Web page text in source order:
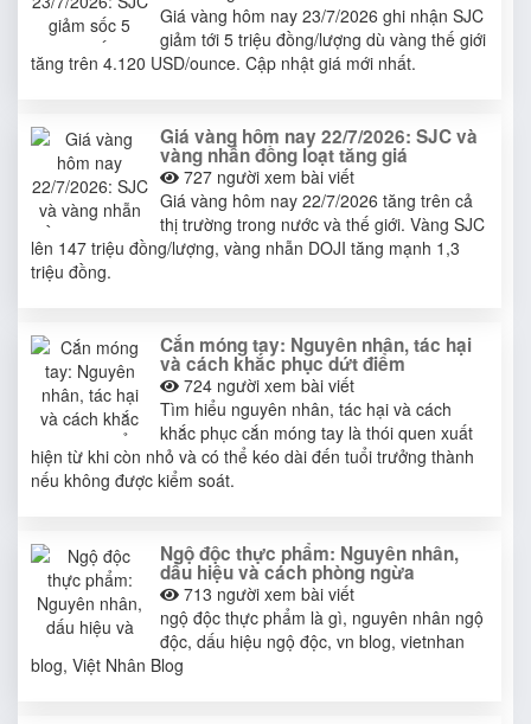
Giá vàng hôm nay 23/7/2026 ghi nhận SJC
giảm tới 5 triệu đồng/lượng dù vàng thế giới
tăng trên 4.120 USD/ounce. Cập nhật giá mới nhất.
Giá vàng hôm nay 22/7/2026: SJC và
vàng nhẫn đồng loạt tăng giá
727 người xem bài viết
Giá vàng hôm nay 22/7/2026 tăng trên cả
thị trường trong nước và thế giới. Vàng SJC
lên 147 triệu đồng/lượng, vàng nhẫn DOJI tăng mạnh 1,3
triệu đồng.
Cắn móng tay: Nguyên nhân, tác hại
và cách khắc phục dứt điểm
724 người xem bài viết
Tìm hiểu nguyên nhân, tác hại và cách
khắc phục cắn móng tay là thói quen xuất
hiện từ khi còn nhỏ và có thể kéo dài đến tuổi trưởng thành
nếu không được kiểm soát.
Ngộ độc thực phẩm: Nguyên nhân,
dấu hiệu và cách phòng ngừa
713 người xem bài viết
ngộ độc thực phẩm là gì, nguyên nhân ngộ
độc, dấu hiệu ngộ độc, vn blog, vietnhan
blog, Việt Nhân Blog